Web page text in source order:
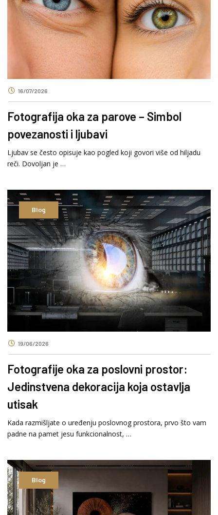
16/07/2026
Fotografija oka za parove – Simbol
povezanosti i ljubavi
Ljubav se često opisuje kao pogled koji govori više od hiljadu
reči. Dovoljan je …
Blog
19/06/2026
Fotografije oka za poslovni prostor:
Jedinstvena dekoracija koja ostavlja
utisak
Kada razmišljate o uređenju poslovnog prostora, prvo što vam
padne na pamet jesu funkcionalnost, …
Blog